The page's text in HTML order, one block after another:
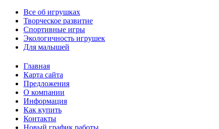
Все об игрушках
Творческое развитие
Спортивные игры
Экологичность игрушек
Для малышей
Главная
Карта сайта
Предложения
О компании
Информация
Как купить
Контакты